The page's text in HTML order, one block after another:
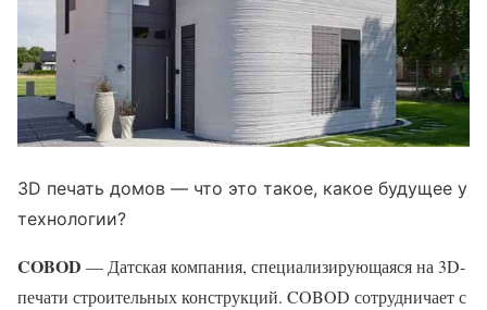
3D печать домов — что это такое, какое будущее у
технологии?
COBOD — Датская компания, специализирующаяся на 3D-
печати строительных конструкций. COBOD сотрудничает с